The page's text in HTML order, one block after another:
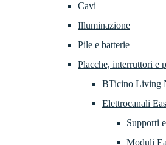
Cavi
Illuminazione
Pile e batterie
Placche, interruttori e
BTicino Living
Elettrocanali
Supporti
Moduli